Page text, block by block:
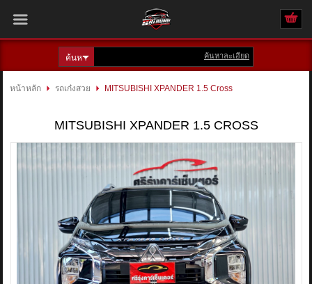
เข้าสู่ระบบ
ค้นหาละเอียด
หน้าหลัก รถเก๋งสวย MITSUBISHI XPANDER 1.5 Cross
MITSUBISHI XPANDER 1.5 CROSS